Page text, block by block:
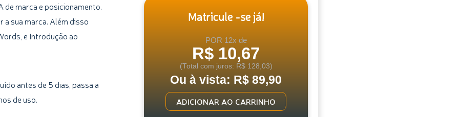
marca e posicionamento.
sua marca. Além disso
e Introdução ao
antes de 5 dias, passa a
de uso.
Matricule -se já!
POR 12x de
R$ 10,67
(Total com juros: R$ 128,03)
Ou à vista: R$ 89,90
Curso
de
ADICIONAR AO CARRINHO